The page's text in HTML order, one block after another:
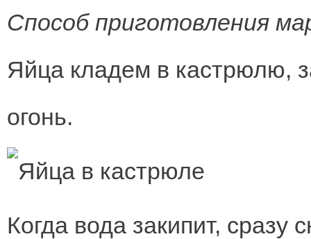
Способ приготовления
Яйца кладем в кастрюлю,
огонь.
Когда вода закипит,